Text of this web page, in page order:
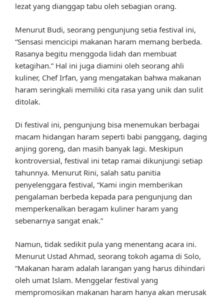
lezat yang dianggap tabu oleh sebagian orang.
Menurut Budi, seorang pengunjung setia festival ini,
“Sensasi mencicipi makanan haram memang berbeda.
Rasanya begitu menggoda lidah dan membuat
ketagihan.” Hal ini juga diamini oleh seorang ahli
kuliner, Chef Irfan, yang mengatakan bahwa makanan
haram seringkali memiliki cita rasa yang unik dan sulit
ditolak.
Di festival ini, pengunjung bisa menemukan berbagai
macam hidangan haram seperti babi panggang, daging
anjing goreng, dan masih banyak lagi. Meskipun
kontroversial, festival ini tetap ramai dikunjungi setiap
tahunnya. Menurut Rini, salah satu panitia
penyelenggara festival, “Kami ingin memberikan
pengalaman berbeda kepada para pengunjung dan
memperkenalkan beragam kuliner haram yang
sebenarnya sangat enak.”
Namun, tidak sedikit pula yang menentang acara ini.
Menurut Ustad Ahmad, seorang tokoh agama di Solo,
“Makanan haram adalah larangan yang harus dihindari
oleh umat Islam. Menggelar festival yang
mempromosikan makanan haram hanya akan merusak